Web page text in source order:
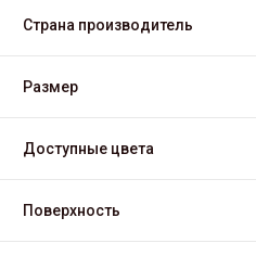
Страна производитель
Размер
Доступные цвета
Поверхность